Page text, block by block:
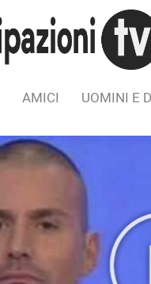
AMICI UOMINI E